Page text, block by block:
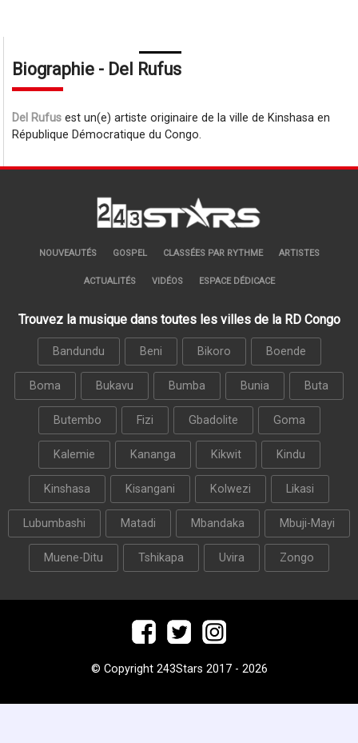
Biographie - Del Rufus
Del Rufus est un(e) artiste originaire de la ville de Kinshasa en
République Démocratique du Congo.
NOUVEAUTÉS GOSPEL CLASSÉES PAR RYTHME ARTISTES
ACTUALITÉS VIDÉOS ESPACE DÉDICACE
Trouvez la musique dans toutes les villes de la RD Congo
Bandundu Beni Bikoro Boende
Boma Bukavu Bumba Bunia Buta
Butembo Fizi Gbadolite Goma
Kalemie Kananga Kikwit Kindu
Kinshasa Kisangani Kolwezi Likasi
Lubumbashi Matadi Mbandaka Mbuji-Mayi
Muene-Ditu Tshikapa Uvira Zongo
© Copyright 243Stars 2017 - 2026